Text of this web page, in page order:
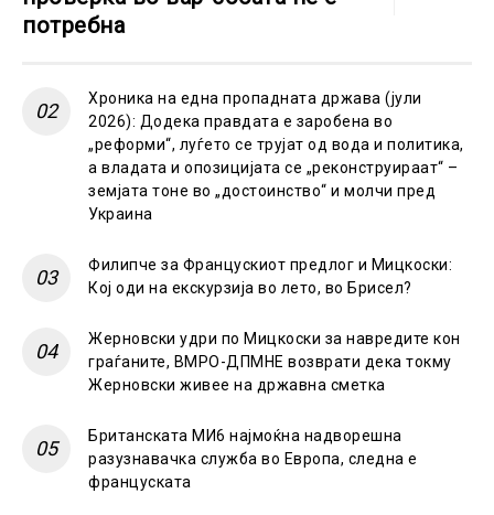
потребна
Хроника на една пропадната држава (јули
2026): Додека правдата е заробена во
„реформи“, луѓето се трујат од вода и политика,
а владата и опозицијата се „реконструираат“ –
земјата тоне во „достоинство“ и молчи пред
Украина
Филипче за Францускиот предлог и Мицкоски:
Кој оди на екскурзија во лето, во Брисел?
Жерновски удри по Мицкоски за навредите кон
граѓаните, ВМРО-ДПМНЕ возврати дека токму
Жерновски живее на државна сметка
Британската МИ6 најмоќна надворешна
разузнавачка служба во Европа, следна е
француската